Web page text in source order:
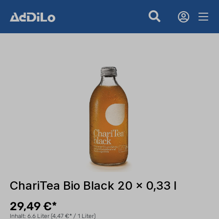
ChariTea Bio Black 20 x 0,33 l
29,49 €*
Inhalt: 6.6 Liter (4,47 €* / 1 Liter)